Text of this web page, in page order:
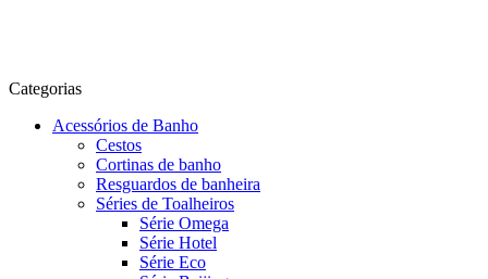
Categorias
Acessórios de Banho
Cestos
Cortinas de banho
Resguardos de banheira
Séries de Toalheiros
Série Omega
Série Hotel
Série Eco